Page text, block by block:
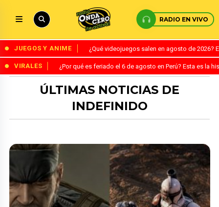
RADIO EN VIVO
JUEGOS Y ANIME ¿Qué videojuegos salen en agosto de
VIRALES ¿Por qué es feriado el 6 de agosto en Perú? Esta es la
ÚLTIMAS NOTICIAS DE
INDEFINIDO